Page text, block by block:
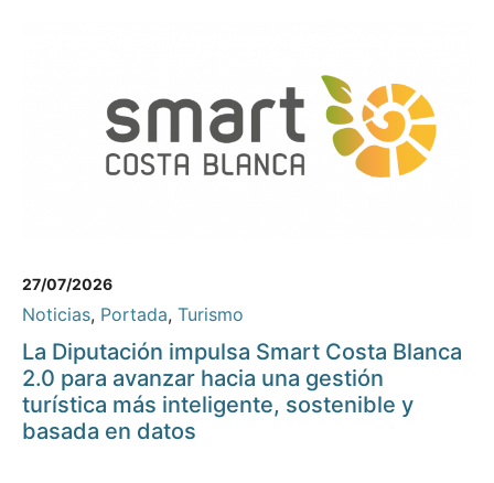
27/07/2026
Noticias, Portada, Turismo
La Diputación impulsa Smart Costa Blanca
2.0 para avanzar hacia una gestión
turística más inteligente, sostenible y
basada en datos